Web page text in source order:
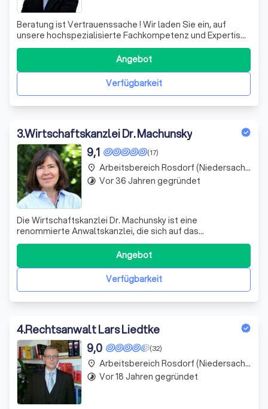
Beratung ist Vertrauenssache ! Wir laden Sie ein, auf
unsere hochspezialisierte Fachkompetenz und Expertise
in unseren ausgewählten Schwerpunktrechtsgebieten zu
vertrauen. Wir wissen was wir tun !
Verfügbarkeit
Angebot
3.Wirtschaftskanzlei Dr. Machunsky
(17)
9,1
Die Wirtschaftskanzlei Dr. Machunsky ist eine
renommierte Anwaltskanzlei, die sich auf das
Kapitalanlagerecht spezialisiert hat. Mit jahrzehntelanger
Erfahrung und umfassendem Fachwissen bieten wir
unseren Mandanten eine fundierte Beratung und
Vertretung in allen Fragen des Kapitalanlagerechts. Unse
Verfügbarkeit
Angebot
place Arbeitsbereich Rosdorf (Niedersachsen)
timelapse Vor 36 Jahren gegründet
4.Rechtsanwalt Lars Liedtke
(32)
9,0
place Arbeitsbereich Rosdorf (Niedersachsen)
timelapse Vor 18 Jahren gegründet